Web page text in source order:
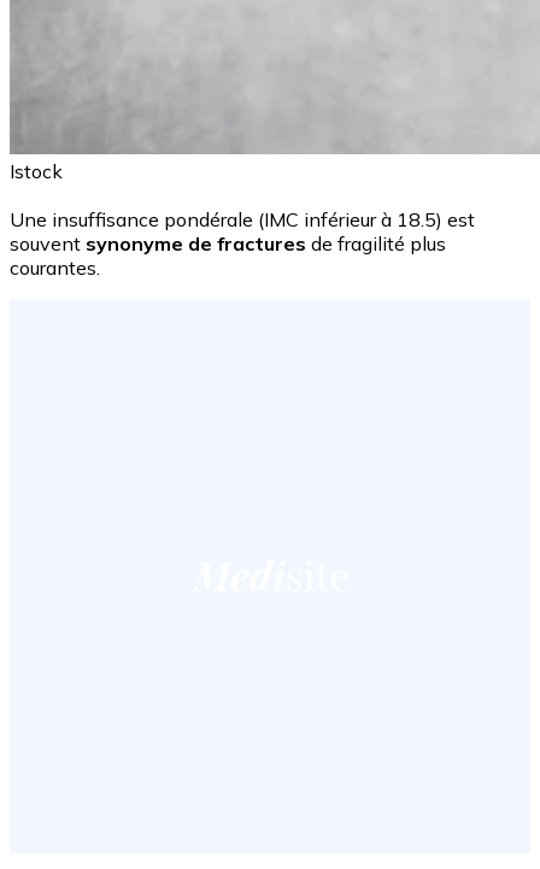
Istock
Une insuffisance pondérale (IMC inférieur à 18.5) est
souvent synonyme de fractures de fragilité plus
courantes.